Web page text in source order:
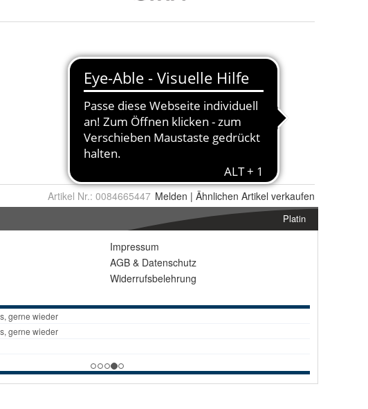
Artikel Nr.: 0084665447 Melden | Ähnlichen Artikel verkaufen
Platin
Impressum
AGB & Datenschutz
Widerrufsbelehrung